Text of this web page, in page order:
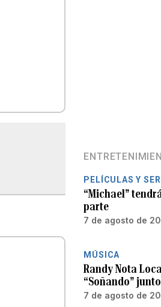
PELÍCULAS Y
“Michael”
parte
7 de agosto de
MÚSICA
Randy Nota
“Soñando”
7 de agosto de